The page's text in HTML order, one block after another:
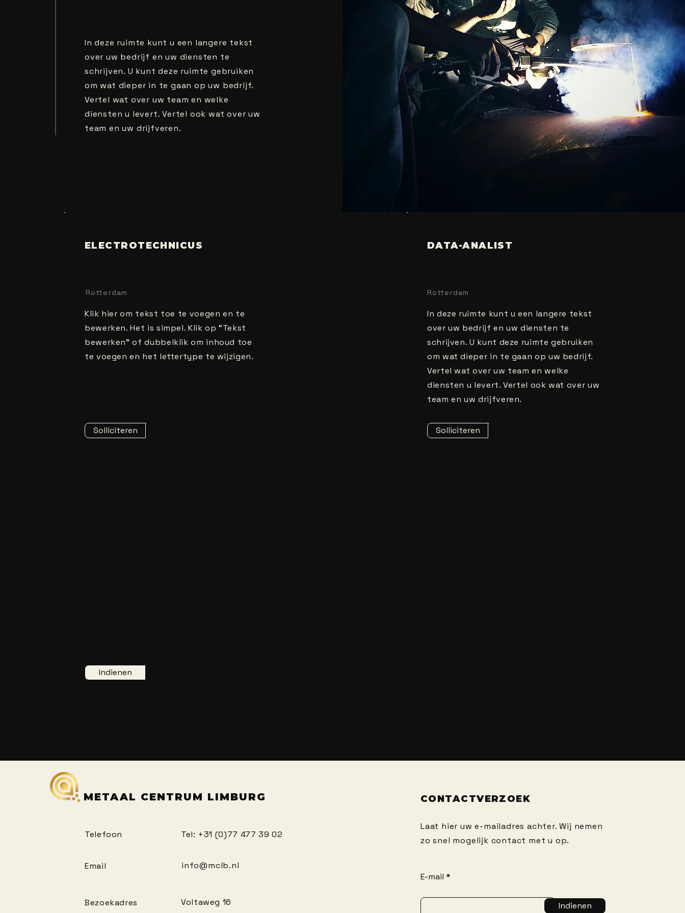
In deze ruimte kunt u een langere tekst
over uw bedrijf en uw diensten te
schrijven. U kunt deze ruimte gebruiken
om wat dieper in te gaan op uw bedrijf.
Vertel wat over uw team en welke
diensten u levert. Vertel ook wat over uw
team en uw drijfveren.
ELECTROTECHNICUS
Rotterdam
Klik hier om tekst toe te voegen en te
bewerken. Het is simpel. Klik op "Tekst
bewerken" of dubbelklik om inhoud toe
te voegen en het lettertype te wijzigen.
Solliciteren
DATA-ANALIST
Rotterdam
In deze ruimte kunt u een langere tekst
over uw bedrijf en uw diensten te
schrijven. U kunt deze ruimte gebruiken
om wat dieper in te gaan op uw bedrijf.
Vertel wat over uw team en welke
diensten u levert. Vertel ook wat over uw
team en uw drijfveren.
Solliciteren
Indienen
METAAL CENTRUM LIMBURG
Telefoon
Email
Bezoekadres
Tel: +31 (0)77 477 39 02
info@mclb.nl
Voltaweg 16
CONTACTVERZOEK
Laat hier uw e-mailadres achter. Wij nemen
zo snel mogelijk contact met u op.
E-mail
Indienen